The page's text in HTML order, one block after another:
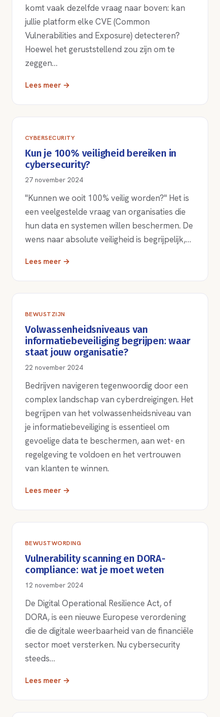
komt vaak dezelfde vraag naar boven: kan
jullie platform elke CVE (Common
Vulnerabilities and Exposure) detecteren?
Hoewel het geruststellend zou zijn om te
zeggen…
Lees meer →
CYBERSECURITY
Kun je 100% veiligheid bereiken in
cybersecurity?
27 november 2024
"Kunnen we ooit 100% veilig worden?" Het is
een veelgestelde vraag van organisaties die
hun data en systemen willen beschermen. De
wens naar absolute veiligheid is begrijpelijk,…
Lees meer →
BEWUSTZIJN
Volwassenheidsniveaus van
informatiebeveiliging begrijpen: waar
staat jouw organisatie?
22 november 2024
Bedrijven navigeren tegenwoordig door een
complex landschap van cyberdreigingen. Het
begrijpen van het volwassenheidsniveau van
je informatiebeveiliging is essentieel om
gevoelige data te beschermen, aan wet- en
regelgeving te voldoen en het vertrouwen
van klanten te winnen.
Lees meer →
BEWUSTWORDING
Vulnerability scanning en DORA-
compliance: wat je moet weten
12 november 2024
De Digital Operational Resilience Act, of
DORA, is een nieuwe Europese verordening
die de digitale weerbaarheid van de financiële
sector moet versterken. Nu cybersecurity
steeds…
Lees meer →